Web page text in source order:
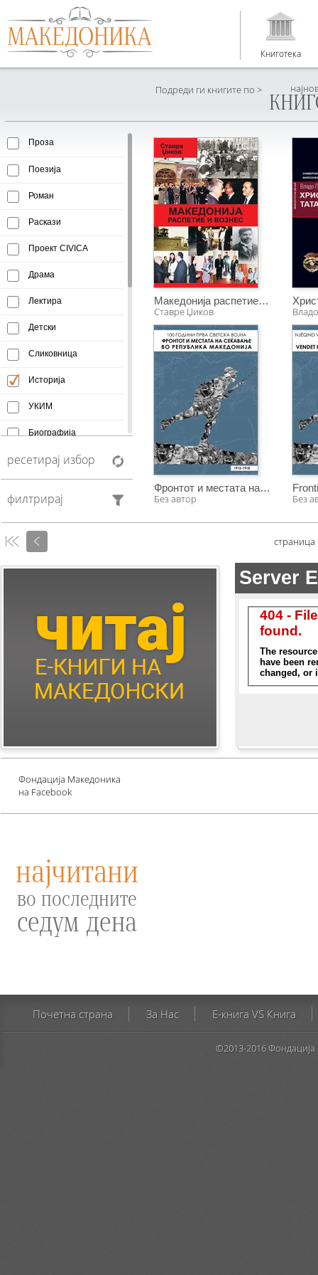
Книготека
Подреди ги книгите по >
Проза
Поезија
Роман
Раскази
Проект CIVICA
Драма
Лектира
Детски
Сликовница
Историја
УКИМ
Биографија
Афоризми
Манускрипт
Антологија
Колумни
Children's Literature
Млади автори
Е-книги за едукација
против зависности и
ресетирај избор
филтрирај
Македонија распетие и вознес
Ставре Џиков
Фронтот и местата на сеќавање во Република Македонија
Без автор Без
страница
Фондација Македоника
на Facebook
најчитани
во последните
седум дена
Почетна страна За Нас E-книга VS Книга
©2013-2016